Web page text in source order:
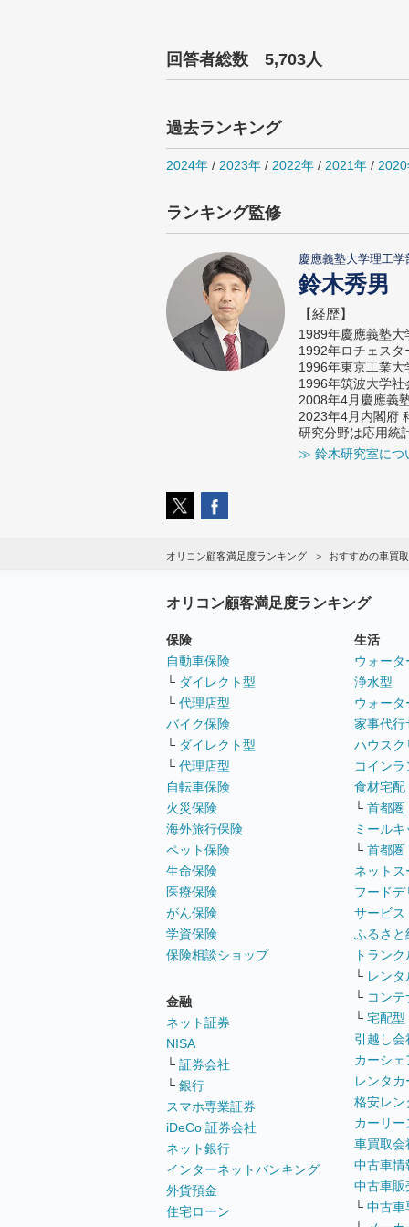
回答者総数 5,703人
過去ランキング
2024年 / 2023年 / 2022年 / 2021年 /
ランキング監修
慶應義塾大学理工
鈴木秀男
【経歴】
1989年慶應義塾
1992年ロチェス
1996年東京工業
1996年筑波大学
2008年4月慶應義
2023年4月内閣府
研究分野は応用統
≫ 鈴木研究室につ
オリコン顧客満足度ランキング おすすめの車買
オリコン顧客満足度ランキング
保険
自動車保険
└ ダイレクト型
└ 代理店型
バイク保険
└ ダイレクト型
└ 代理店型
自転車保険
火災保険
海外旅行保険
ペット保険
生命保険
医療保険
がん保険
学資保険
保険相談ショップ
金融
ネット証券
NISA
└ 証券会社
└ 銀行
スマホ専業証券
iDeCo 証券会社
ネット銀行
インターネットバンキング
外貨預金
住宅ローン
生活
ウォー
浄水型
ウォー
家事代行
ハウスク
コイン
食材宅配
└ 首都圏
ミールキ
└ 首都圏
ネットス
フード
サービス
ふるさと
トラン
└ レン
└ コンテ
└ 宅配型
引越し会
カーシ
レンタカ
格安レン
カーリー
車買取会
中古車情
中古車販
└ 中古車